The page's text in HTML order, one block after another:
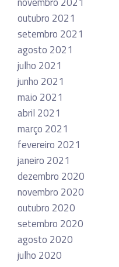
outubro 2021
setembro 2021
agosto 2021
julho 2021
junho 2021
maio 2021
abril 2021
março 2021
fevereiro 2021
janeiro 2021
dezembro 2020
novembro 2020
outubro 2020
setembro 2020
agosto 2020
julho 2020